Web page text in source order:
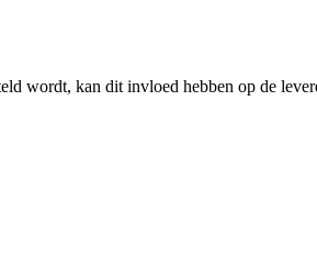
wordt, kan dit invloed hebben op de